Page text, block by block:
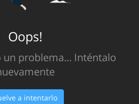
Oops!
un problema... Inténtalo
a intentarlo